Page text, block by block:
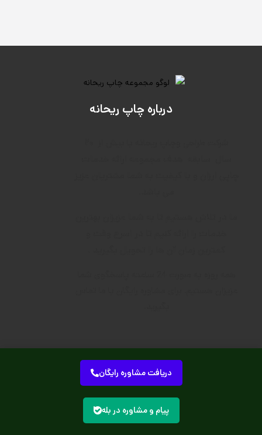
دریافت مشاوره رایگان
پیام و مشاوره در بله
درباره چاپ ریحانه
خدمات اصلی مجموعه
چاپ بروشور
چاپ تراکت